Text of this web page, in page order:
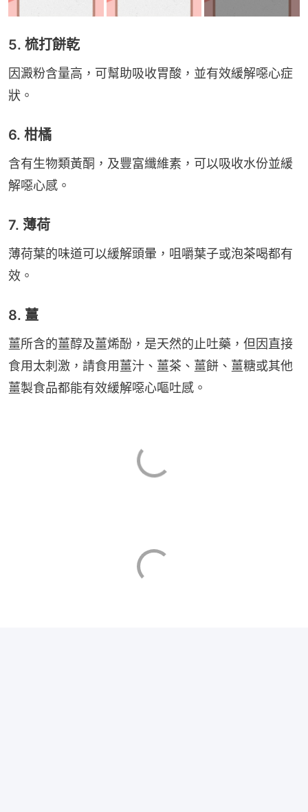
5. 梳打餅乾
因澱粉含量高，可幫助吸收胃酸，並有效緩解噁心症
狀。
6. 柑橘
含有生物類黃酮，及豐富纖維素，可以吸收水份並緩
解噁心感。
7. 薄荷
薄荷葉的味道可以緩解頭暈，咀嚼葉子或泡茶喝都有
效。
8. 薑
薑所含的薑醇及薑烯酚，是天然的止吐藥，但因直接
食用太刺激，請食用薑汁、薑茶、薑餅、薑糖或其他
薑製食品都能有效緩解噁心嘔吐感。